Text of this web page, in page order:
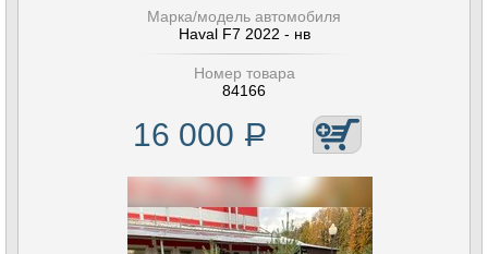
Марка/модель автомобиля
Haval F7 2022 - нв
Номер товара
84166
16 000 Р